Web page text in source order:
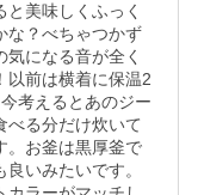
美味しくふっく
な？べちゃつかず
になる音が全く
以前は横着に保温2
考えるとあのジー
べる分だけ炊いて
。お釜は黒厚釜で
いみたいです。